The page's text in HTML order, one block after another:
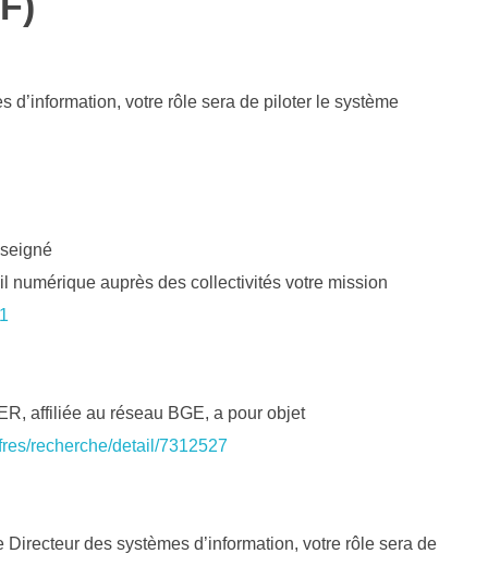
d’information, votre rôle sera de piloter le système
numérique auprès des collectivités votre mission
affiliée au réseau BGE, a pour objet
recherche/detail/7312527
des systèmes d’information, votre rôle sera de